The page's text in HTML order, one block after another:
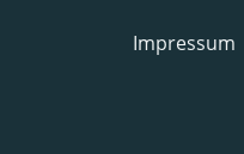
Impressum